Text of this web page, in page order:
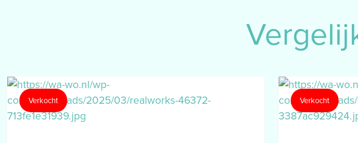
Voor- en achtergelegen tuin welke is ingedeeld en afgewerkt met kunstgras en een
separaat gelegen privé-berging.
Bijzonderheden
– pand is rustig doch centraal gelegen
Verkocht Verkocht